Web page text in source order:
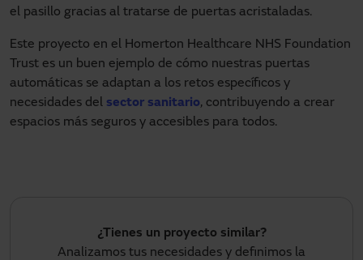
el pasillo gracias al tratarse de puertas acristaladas.
Este proyecto en el Homerton Healthcare NHS Foundation
Trust es un buen ejemplo de cómo nuestras puertas
automáticas se adaptan a los retos específicos y
necesidades del sector sanitario, contribuyendo a crear
espacios más seguros y accesibles para todos.
¿Tienes un proyecto similar?
Analizamos tus necesidades y definimos la